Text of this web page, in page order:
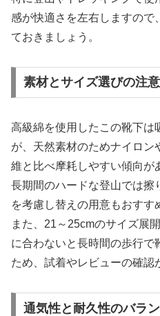
感が快適さを左右しますので
ておきましょう。
素材とサイズ選びの注
高級綿を使用したこの靴下は
が、天然素材のためナイロン
維と比べ摩耗しやすい傾向が
長期間のハードな登山では擦
を考慮し替えの用意もおすす
また、21～25cmのサイズ展
に合わないと長時間の歩行で
ため、試着やレビューの確認
通気性と耐久性のバラ